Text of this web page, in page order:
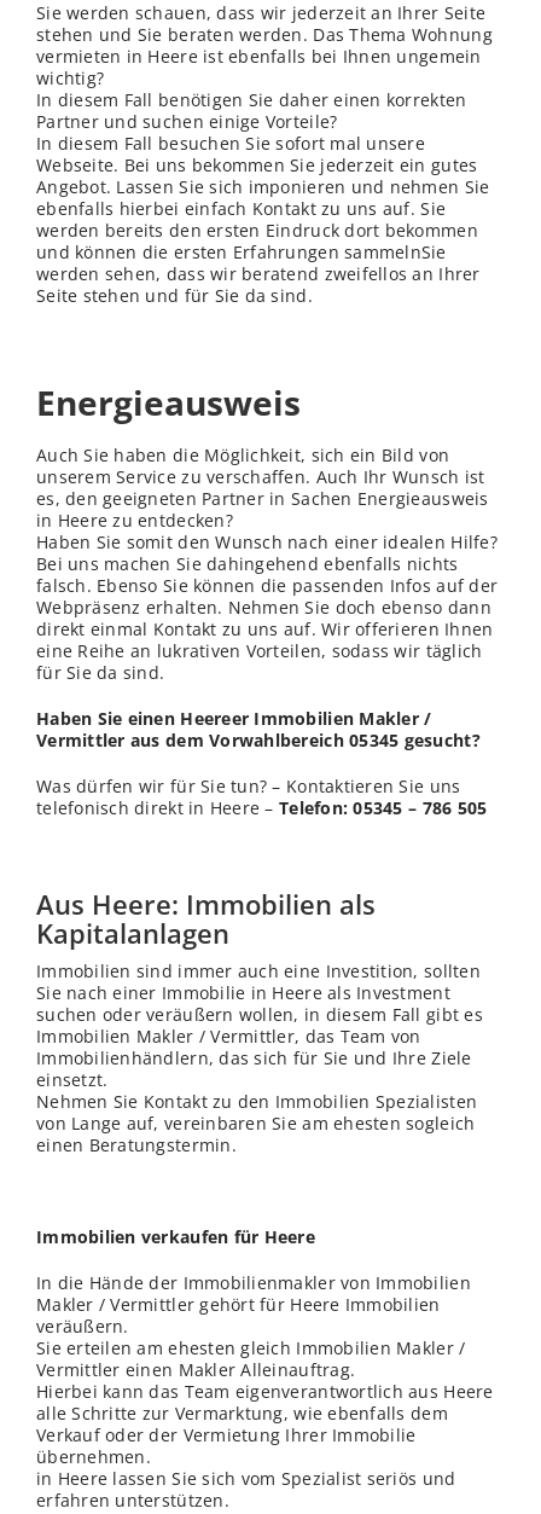
Sie werden schauen, dass wir jederzeit an Ihrer Seite
stehen und Sie beraten werden. Das Thema Wohnung
vermieten in Heere ist ebenfalls bei Ihnen ungemein
wichtig?
In diesem Fall benötigen Sie daher einen korrekten
Partner und suchen einige Vorteile?
In diesem Fall besuchen Sie sofort mal unsere
Webseite. Bei uns bekommen Sie jederzeit ein gutes
Angebot. Lassen Sie sich imponieren und nehmen Sie
ebenfalls hierbei einfach Kontakt zu uns auf. Sie
werden bereits den ersten Eindruck dort bekommen
und können die ersten Erfahrungen sammelnSie
werden sehen, dass wir beratend zweifellos an Ihrer
Seite stehen und für Sie da sind.
Energieausweis
Auch Sie haben die Möglichkeit, sich ein Bild von
unserem Service zu verschaffen. Auch Ihr Wunsch ist
es, den geeigneten Partner in Sachen Energieausweis
in Heere zu entdecken?
Haben Sie somit den Wunsch nach einer idealen Hilfe?
Bei uns machen Sie dahingehend ebenfalls nichts
falsch. Ebenso Sie können die passenden Infos auf der
Webpräsenz erhalten. Nehmen Sie doch ebenso dann
direkt einmal Kontakt zu uns auf. Wir offerieren Ihnen
eine Reihe an lukrativen Vorteilen, sodass wir täglich
für Sie da sind.
Haben Sie einen Heereer Immobilien Makler /
Vermittler aus dem Vorwahlbereich 05345 gesucht?
Was dürfen wir für Sie tun? – Kontaktieren Sie uns
telefonisch direkt in Heere – Telefon: 05345 – 786 505
Aus Heere: Immobilien als
Kapitalanlagen
Immobilien sind immer auch eine Investition, sollten
Sie nach einer Immobilie in Heere als Investment
suchen oder veräußern wollen, in diesem Fall gibt es
Immobilien Makler / Vermittler, das Team von
Immobilienhändlern, das sich für Sie und Ihre Ziele
einsetzt.
Nehmen Sie Kontakt zu den Immobilien Spezialisten
von Lange auf, vereinbaren Sie am ehesten sogleich
einen Beratungstermin.
Immobilien verkaufen für Heere
In die Hände der Immobilienmakler von Immobilien
Makler / Vermittler gehört für Heere Immobilien
veräußern.
Sie erteilen am ehesten gleich Immobilien Makler /
Vermittler einen Makler Alleinauftrag.
Hierbei kann das Team eigenverantwortlich aus Heere
alle Schritte zur Vermarktung, wie ebenfalls dem
Verkauf oder der Vermietung Ihrer Immobilie
übernehmen.
in Heere lassen Sie sich vom Spezialist seriös und
erfahren unterstützen.